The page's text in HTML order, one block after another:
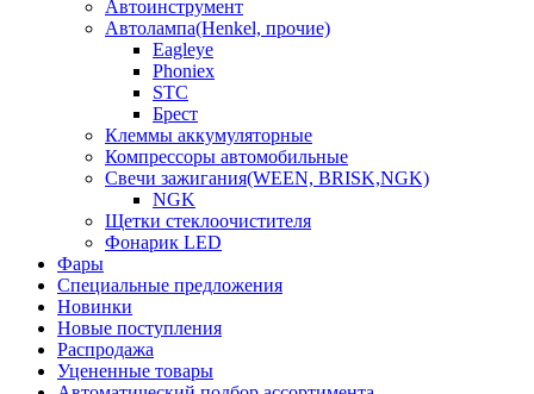
Автоинструмент
Автолампа(Henkel, прочие)
Eagleye
Phoniex
STC
Брест
Клеммы аккумуляторные
Компрессоры автомобильные
Свечи зажигания(WEEN, BRISK,NGK)
NGK
Щетки стеклоочистителя
Фонарик LED
Фары
Специальные предложения
Новинки
Новые поступления
Распродажа
Уцененные товары